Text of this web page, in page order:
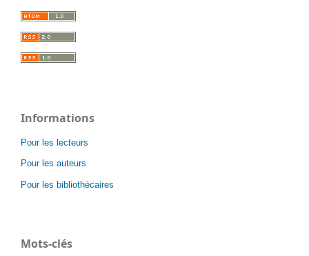
Informations
Pour les lecteurs
Pour les auteurs
Pour les bibliothécaires
Mots-clés